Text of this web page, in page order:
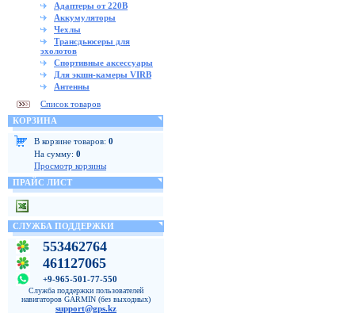
Адаптеры от 220В
Аккумуляторы
Чехлы
Трансдьюсеры для
эхолотов
Спортивные аксессуары
Для экшн-камеры VIRB
Антенны
Список товаров
КОРЗИНА
В корзине товаров: 0
На сумму: 0
Просмотр корзины
ПРАЙС ЛИСТ
СЛУЖБА ПОДДЕРЖКИ
553462764
461127065
+9-965-501-77-550
Служба поддержки пользователей
навигаторов GARMIN (без выходных)
support@gps.kz